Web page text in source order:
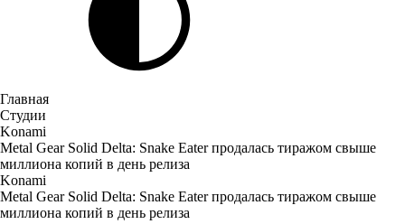
Главная
Студии
Konami
Metal Gear Solid Delta: Snake Eater продалась тиражом свыше
миллиона копий в день релиза
Konami
Metal Gear Solid Delta: Snake Eater продалась тиражом свыше
миллиона копий в день релиза